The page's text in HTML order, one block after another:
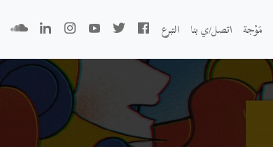
مَوْجة اتصل/ي بنا التبرع